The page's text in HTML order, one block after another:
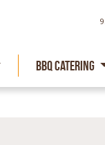
BBQ Catering